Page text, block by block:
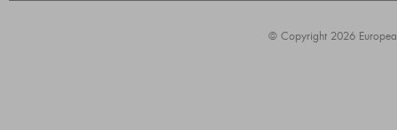
© Copyright 2026